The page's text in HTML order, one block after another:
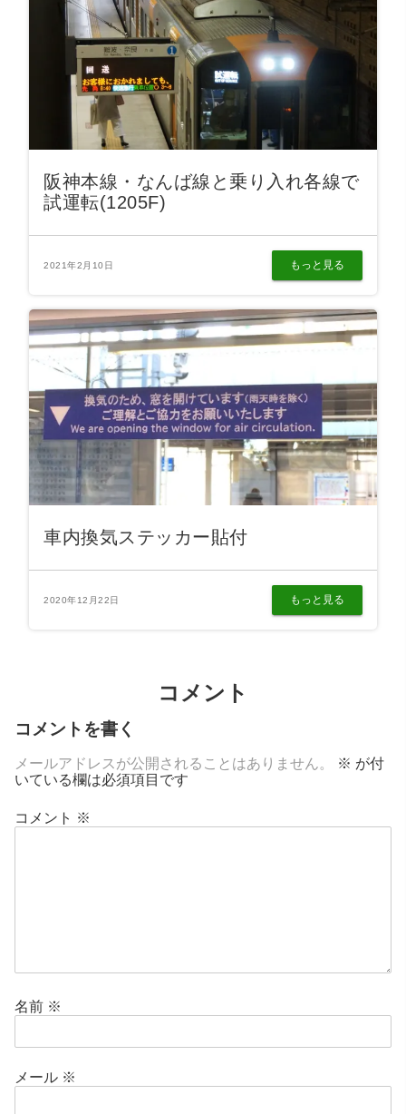
阪神本線・なんば線と乗り入れ各線で
試運転(1205F)
2021年2月10日 もっと見る
車内換気ステッカー貼付
2020年12月22日 もっと見る
コメント
コメントを書く
メールアドレスが公開されることはありません。 ※ が付
いている欄は必須項目です
コメント ※
名前 ※
メール ※